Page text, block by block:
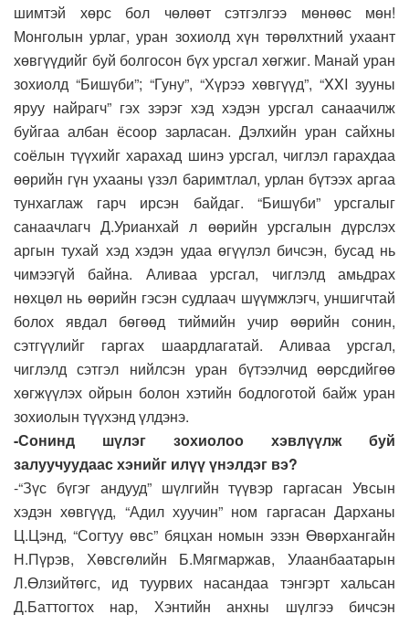
шимтэй хөрс бол чөлөөт сэтгэлгээ мөнөөс мөн!
Монголын урлаг, уран зохиолд хүн төрөлхтний ухаант
хөвгүүдийг буй болгосон бүх урсгал хөгжиг. Манай уран
зохиолд “Бишүби”; “Гуну”, “Хүрээ хөвгүүд”, “XXI зууны
яруу найрагч” гэх зэрэг хэд хэдэн урсгал санаачилж
буйгаа албан ёсоор зарласан. Дэлхийн уран сайхны
соёлын түүхийг харахад шинэ урсгал, чиглэл гарахдаа
өөрийн гүн ухааны үзэл баримтлал, урлан бүтээх аргаа
тунхаглаж гарч ирсэн байдаг. “Бишүби” урсгалыг
санаачлагч Д.Урианхай л өөрийн урсгалын дүрслэх
аргын тухай хэд хэдэн удаа өгүүлэл бичсэн, бусад нь
чимээгүй байна. Аливаа урсгал, чиглэлд амьдрах
нөхцөл нь өөрийн гэсэн судлаач шүүмжлэгч, уншигчтай
болох явдал бөгөөд тиймийн учир өөрийн сонин,
сэтгүүлийг гаргах шаардлагатай. Аливаа урсгал,
чиглэлд сэтгэл нийлсэн уран бүтээлчид өөрсдийгөө
хөгжүүлэх ойрын болон хэтийн бодлоготой байж уран
зохиолын түүхэнд үлдэнэ.
-Сонинд шүлэг зохиолоо хэвлүүлж буй
залуучуудаас хэнийг илүү үнэлдэг вэ?
-“Зүс бүгэг андууд” шүлгийн түүвэр гаргасан Увсын
хэдэн хөвгүүд, “Адил хуучин” ном гаргасан Дарханы
Ц.Цэнд, “Согтуу өвс” бяцхан номын эзэн Өвөрхангайн
Н.Пүрэв, Хөвсгөлийн Б.Мягмаржав, Улаанбаатарын
Л.Өлзийтөгс, ид туурвих насандаа тэнгэрт хальсан
Д.Баттогтох нар, Хэнтийн анхны шүлгээ бичсэн